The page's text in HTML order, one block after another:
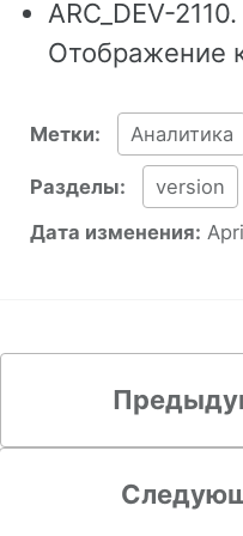
ARC_DEV-
Отображение
Метки: Аналитика
Разделы:
version
Дата изменения: